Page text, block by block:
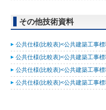
その他技術資料
公共仕様(比較表)<公共建築工事
公共仕様(比較表)<公共建築工事
公共仕様(比較表)<公共建築工事
公共仕様(比較表)<公共建築工事